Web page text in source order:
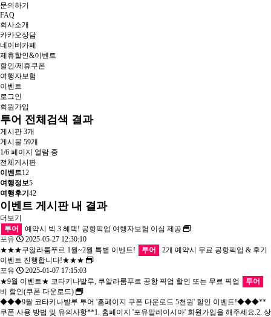
문의하기
FAQ
회사소개
카카오상담
네이버카페
제휴할인&이벤트
할인/제휴쿠폰
여행자보험
이벤트
로그인
회원가입
투어 전체검색 결과
게시판 3개
게시물 59개
1/6 페이지 열람 중
전체게시판
이벤트12
여행정보5
여행후기42
이벤트 게시판 내 결과
더보기
투어
예약시 빅 3 혜택! 공항픽업 여행자보험 이심 제공
포유
2025-05-27 12:30:10
★★★쿠알라룸푸르 1월~2월 특별 이벤트!
투어
2개 예약시 무료 공항픽업 & 후기
이벤트 진행합니다!★★★
포유
2025-01-07 17:15:03
★9월 이벤트★ 코타키나발루, 쿠알라룸푸르 공항 픽업 할인 또는 무료 픽업
투어
비 할인(쿠폰 다운로드)
◆◆◆9월 코타키나발루 투어 '홈페이지 쿠폰 다운로드 5천원' 할인 이벤트!◆◆◆**
쿠폰 사용 방법 및 유의사항**1. 홈페이지 '포유말레이시아' 회원가입을 해주세요.2. 상